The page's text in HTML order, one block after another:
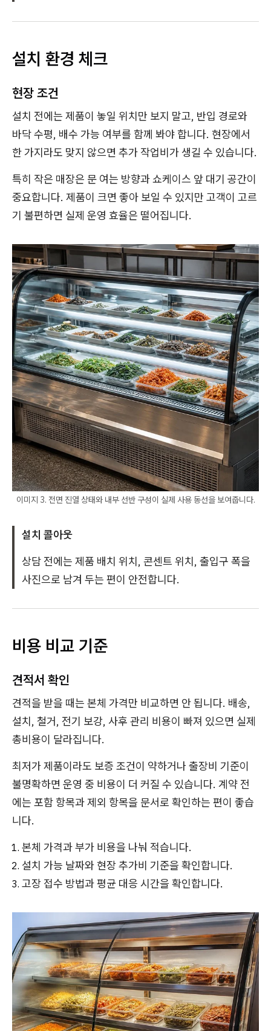
설치 환경 체크
현장 조건
설치 전에는 제품이 놓일 위치만 보지 말고, 반입 경로와
바닥 수평, 배수 가능 여부를 함께 봐야 합니다. 현장에서
한 가지라도 맞지 않으면 추가 작업비가 생길 수 있습니다.
특히 작은 매장은 문 여는 방향과 쇼케이스 앞 대기 공간이
중요합니다. 제품이 크면 좋아 보일 수 있지만 고객이 고르
기 불편하면 실제 운영 효율은 떨어집니다.
이미지 3. 전면 진열 상태와 내부 선반 구성이 실제 사용 동선을 보여줍니다.
설치 콜아웃
상담 전에는 제품 배치 위치, 콘센트 위치, 출입구 폭을
사진으로 남겨 두는 편이 안전합니다.
비용 비교 기준
견적서 확인
견적을 받을 때는 본체 가격만 비교하면 안 됩니다. 배송,
설치, 철거, 전기 보강, 사후 관리 비용이 빠져 있으면 실제
총비용이 달라집니다.
최저가 제품이라도 보증 조건이 약하거나 출장비 기준이
불명확하면 운영 중 비용이 더 커질 수 있습니다. 계약 전
에는 포함 항목과 제외 항목을 문서로 확인하는 편이 좋습
니다.
본체 가격과 부가 비용을 나눠 적습니다.
설치 가능 날짜와 현장 추가비 기준을 확인합니다.
고장 접수 방법과 평균 대응 시간을 확인합니다.